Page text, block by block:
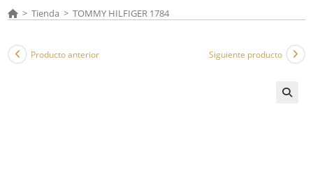
> Tienda > TOMMY HILFIGER 1784
Producto anterior Siguiente producto